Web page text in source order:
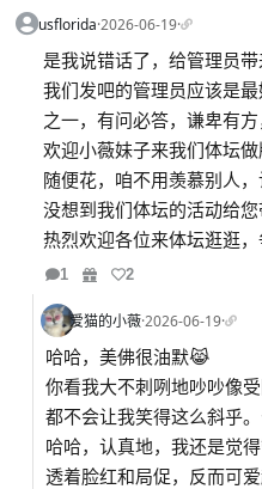
usflorida·2026-06-19·
是我说错话了，给管理员
我们发吧的管理员应该是
之一，有问必答，谦卑有方
欢迎小薇妹子来我们体坛做
随便花，咱不用羡慕别人
没想到我们体坛的活动给
热烈欢迎各位来体坛逛逛
1 2
爱猫的小薇·2026-06-19·
哈哈，美佛很油默😹
你看我大不刺咧地吵吵像
都不会让我笑得这么斜乎
哈哈，认真地，我还是觉
透着脸红和局促，反而可